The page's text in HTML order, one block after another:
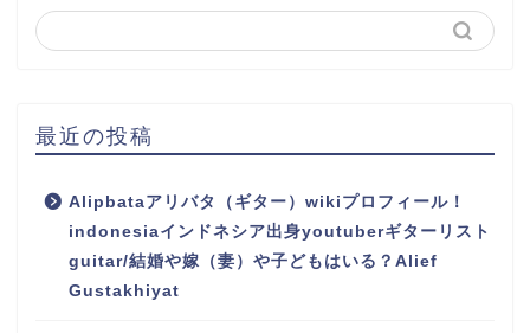
最近の投稿
Alipbataアリバタ（ギター）wikiプロフィール！
indonesiaインドネシア出身youtuberギターリスト
guitar/結婚や嫁（妻）や子どもはいる？Alief
Gustakhiyat